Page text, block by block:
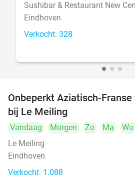
Sushibar & Restaurant New
Eindhoven
Verkocht: 328
Onbeperkt Aziatisch-
bij Le Meiling
Vandaag Morgen Zo Ma Wo
Le Meiling
Eindhoven
Verkocht: 1.088